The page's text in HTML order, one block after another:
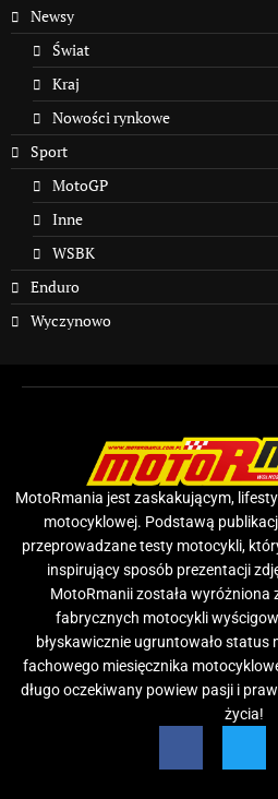
Newsy
Świat
Kraj
Nowości rynkowe
Sport
MotoGP
Inne
WSBK
Enduro
Wyczynowo
MotoRmania jest zaskakującym,
motocyklowej. Podstawą
przeprowadzane testy motocykli,
inspirujący sposób prezentacji
MotoRmanii została wyróżniona
fabrycznych motocykli
błyskawicznie ugruntowało status
fachowego miesięcznika
długo oczekiwany powiew pasji i
życia!